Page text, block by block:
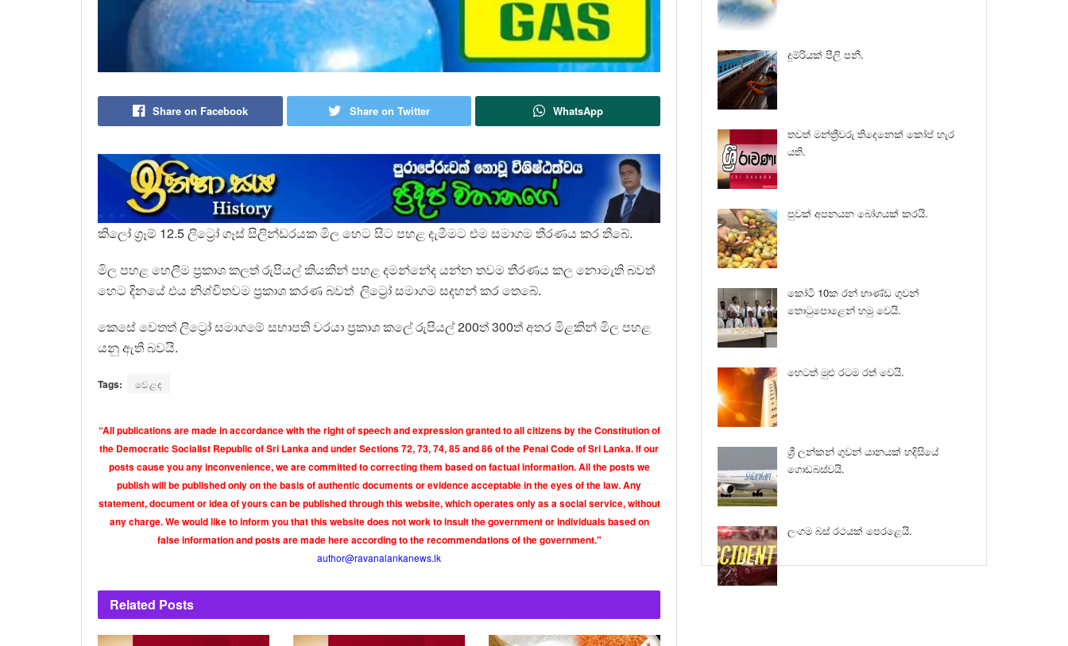
Share on Facebook Share on Twitter WhatsApp
කිලෝ ග්‍රෑම් 12.5 ලිට්‍රෝ ගෑස් සිලින්ඩරයක මිල හෙට සිට පහළ දැමීමට එම සමාගම තීරණය කර තිබේ.
මිල පහළ හෙලීම ප්‍රකාශ කලත් රුපියල් කියකින් පහළ දමන්නේද යන්න තවම තීරණය කල නොමැති බවත්
හෙට දිනයේ එය නිශ්චිතවම ප්‍රකාශ කරණ බවත් ලිට්‍රෝ සමාගම සදහන් කර තෙබේ.
කෙසේ වෙතත් ලිට්‍රෝ සමාගමේ සභාපති වරයා ප්‍රකාශ කලේ රුපියල් 200ත් 300ත් අතර මිළකින් මිල පහළ
යනු ඇති බවයි.
Tags: වෙළද
“All publications are made in accordance with the right of speech and expression granted to all citizens by the Constitution of
the Democratic Socialist Republic of Sri Lanka and under Sections 72, 73, 74, 85 and 86 of the Penal Code of Sri Lanka. If our
posts cause you any inconvenience, we are committed to correcting them based on factual information. All the posts we
publish will be published only on the basis of authentic documents or evidence acceptable in the eyes of the law. Any
statement, document or idea of yours can be published through this website, which operates only as a social service, without
any charge. We would like to inform you that this website does not work to insult the government or individuals based on
false information and posts are made here according to the recommendations of the government."
author@ravanalankanews.lk
Related Posts
දුම්රියක් පීලි පනී.
තවත් මන්ත්‍රීවරු තිදෙනෙක් කෝප් හැර
යති.
පුවක් අපනයන බෝගයක් කරයි.
කෝටි 10ක රන් භාණ්ඩ ගුවන්
තොටුපොළෙන් හමු වෙයි.
හෙටත් මුළු රටම රත් වෙයි.
ශ්‍රී ලන්කන් ගුවන් යානයක් හදිසියේ
ගොඩබස්වයි.
ලංගම බස් රථයක් පෙරළෙයි.